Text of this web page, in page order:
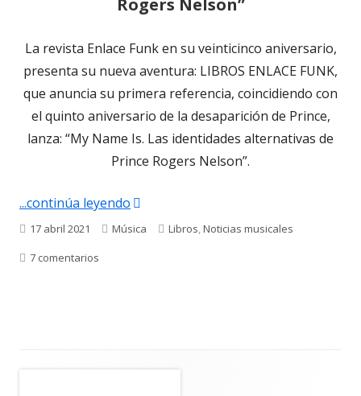
Rogers Nelson”
La revista Enlace Funk en su veinticinco aniversario,
presenta su nueva aventura: LIBROS ENLACE FUNK,
que anuncia su primera referencia, coincidiendo con
el quinto aniversario de la desaparición de Prince,
lanza: “My Name Is. Las identidades alternativas de
Prince Rogers Nelson”.
...continúa leyendo "El 21 abril se cumplen 5 años sin
Publicado
el
17 abril 2021 Categorías
Música Etiquetas
Libros,Noticias musicales
7 comentarios